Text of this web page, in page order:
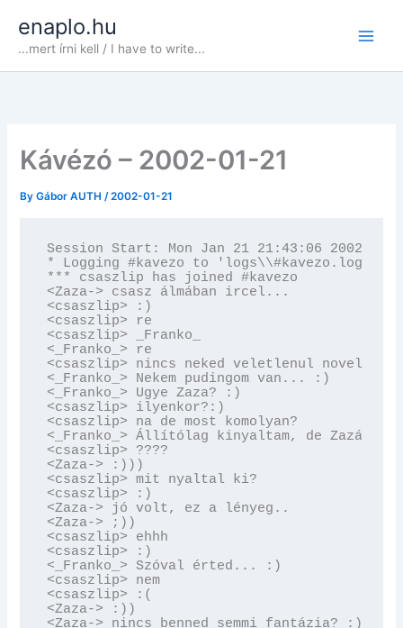
content
enaplo.hu
...mert írni kell / I have to write...
Kávézó – 2002-01-21
ByGábor AUTH/2002-01-21
Session Start: Mon Jan 21 21:43:06 2002
* Logging #kavezo to 'logs\\#kavezo.log'
*** csaszlip has joined #kavezo
<Zaza-> csasz álmában ircel...
<csaszlip> :)
<csaszlip> re
<csaszlip> _Franko_
<_Franko_> re
<csaszlip> nincs neked veletlenul novell-ed?
<_Franko_> Nekem pudingom van... :)
<_Franko_> Ugye Zaza? :)
<csaszlip> ilyenkor?:)
<csaszlip> na de most komolyan?
<_Franko_> Állítólag kinyaltam, de Zazát
<csaszlip> ????
<Zaza-> :)))
<csaszlip> mit nyaltal ki?
<csaszlip> :)
<Zaza-> jó volt, ez a lényeg..
<Zaza-> ;))
<csaszlip> ehhh
<csaszlip> :)
<_Franko_> Szóval érted... :)
<csaszlip> nem
<csaszlip> :(
<Zaza-> :))
<Zaza-> nincs benned semmi fantázia? :))